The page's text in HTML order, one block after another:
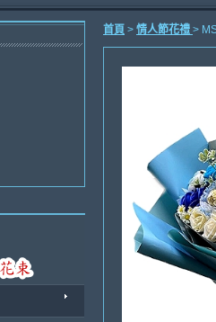
首頁 > 情人節花禮 >